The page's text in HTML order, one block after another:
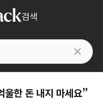
검색
울한 돈 내지 마세요”